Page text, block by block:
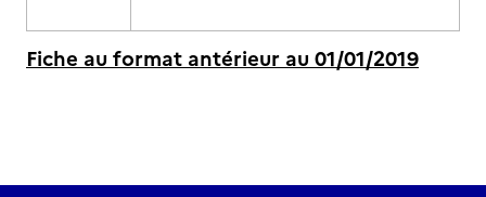
Fiche au format antérieur au 01/01/2019